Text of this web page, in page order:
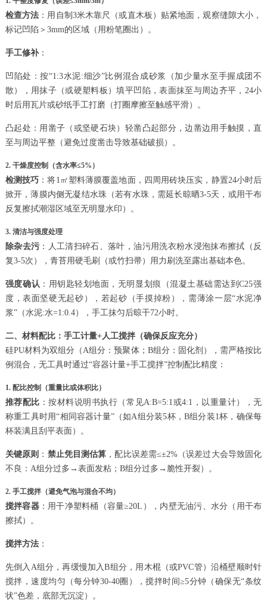
检查方法 ：用自制3米木靠尺（或直木板）贴紧地面，观察缝隙大小，
标记凹陷＞3mm的区域（用粉笔圈出）。
手工修补：
凹陷处：按“1:3水泥:细沙”比例混合成砂浆（加少量水至手握成团不
散），用抹子（或硬塑料板）填平凹陷，表面抹至与周边齐平，24小
时后用瓦片或砂纸手工打磨（打圈摩擦至触感平滑）。
凸起处：用凿子（或坚硬石块）轻凿凸起部分，边凿边用手触摸，直
至与周边平整（避免过度凿击导致基础破损）。
2. 干燥度控制（含水率≤5%）
检测技巧 ：将1㎡塑料薄膜覆盖地面，四周用砖块压实，静置24小时后
掀开，薄膜内侧无凝结水珠（若有水珠，需延长晾晒3-5天，或用干布
反复擦拭潮湿区域至无明显水印）。
3. 清洁与强度处理
除杂去污 ：人工清扫碎石、落叶，油污用洗衣粉水浸泡抹布擦拭（反
复3-5次），青苔用硬毛刷（或竹扫帚）用力刷洗至露出基础本色。
强度确认 ：用钥匙轻划地面，无明显划痕（混凝土基础需达到C25强
度，表面坚硬无起砂），若起砂（手摸掉粉），需薄涂一层“水泥净
浆”（水泥:水=1:0.4），手工抹匀后晾干72小时。
二、材料配比：手工计量+人工搅拌（确保反应充分）
硅PU材料为双组分（A组分：预聚体；B组分：固化剂），需严格按比
例混合，无工具时通过“容器计量+手工搅拌”控制配比精度：
1. 配比控制（重量比或体积比）
推荐配比 ：按材料说明书执行（常见A:B=5:1或4:1，以重量计），无
称重工具时用“相同容器计量”（如A组分装5杯，B组分装1杯，确保每
杯装满且刮平表面）。
关键原则 ： 禁止凭目测估算 ，配比误差需≤±2%（误差过大会导致固化
不良：A组分过多→表面发粘；B组分过多→脆性开裂）。
2. 手工搅拌（避免气泡与混合不均）
搅拌容器：用干净塑料桶（容量≥20L），内壁无油污、水分（用干布
擦拭）。
搅拌方法：
先倒入A组分，再缓慢加入B组分，用木棍（或PVC管）沿桶壁顺时针
搅拌，速度均匀（每分钟30-40圈），搅拌时间≥5分钟（确保无“条纹
状”色差，底部无沉淀）。